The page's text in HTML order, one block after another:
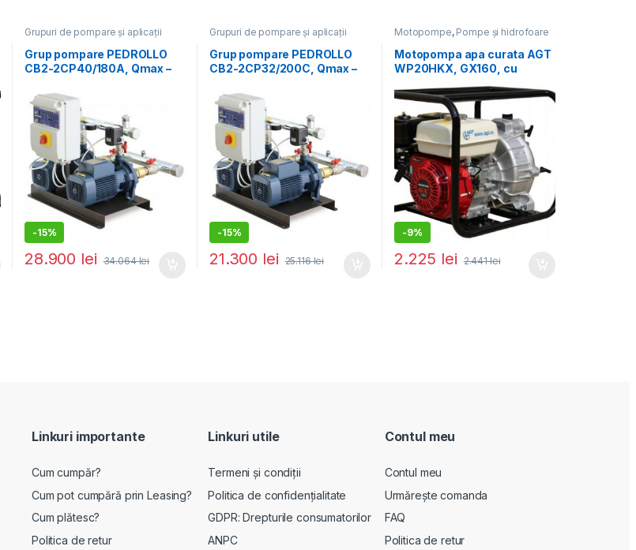
Grupuri de pompare și aplicații
speciale
Pompe și hidrofoare
Grup pompare PEDROLLO
CB2-2CP40/180A, Qmax –
-15%
28.900 lei 34.064lei
Grupuri de pompare și aplicații
speciale
Pompe și hidrofoare
Grup pompare PEDROLLO
CB2-2CP32/200C, Qmax –
-15%
21.300 lei 25.116lei
Motopompe, Pompe și hidrofoare
Motopompa apa curata AGT
WP20HKX, GX160, cu
-9%
2.225 lei 2.441lei
Linkuri importante
Cum cumpăr?
Cum pot cumpără prin Leasing?
Cum plătesc?
Politica de retur
Linkuri utile
Termeni și condiții
Politica de confidențialitate
GDPR: Drepturile consumatorilor
ANPC
Contul meu
Contul meu
Urmărește comanda
FAQ
Politica de retur